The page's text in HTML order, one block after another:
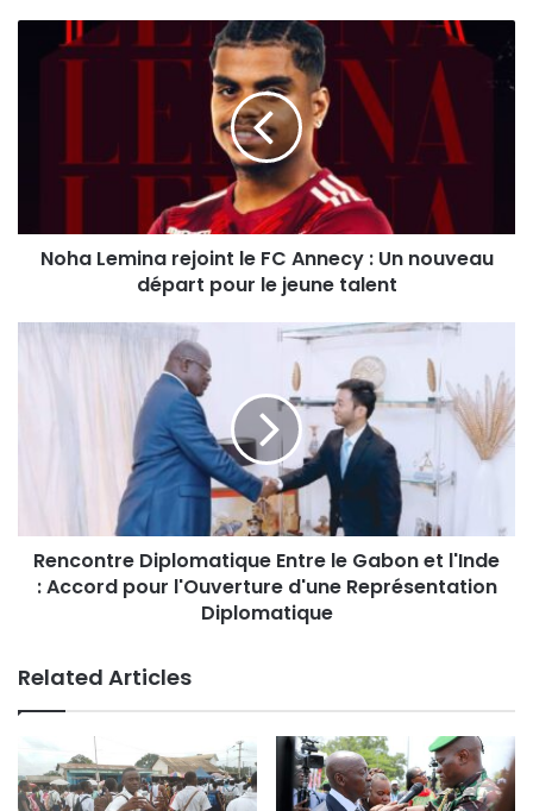
Noha Lemina rejoint le FC Annecy : Un nouveau
départ pour le jeune talent
Rencontre Diplomatique Entre le Gabon et l'Inde
: Accord pour l'Ouverture d'une Représentation
Diplomatique
Related Articles